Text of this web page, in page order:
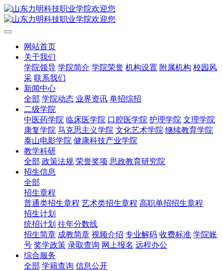
网站首页
关于我们
学院领导 学院简介 学院荣誉 机构设置 附属机构 校园风
采 联系我们
新闻中心
全部 学院动态 业界资讯 单招综招
二级学院
中医药学院 临床医学院 口腔医学院 护理学院 文理学院
康复学院 马克思主义学院 文化艺术学院 继续教育学院
泰山电影学院 健康科技产业学院
教学科研
全部 政策法规 荣誉奖项 思政教育研究院
招生信息
全部
招生章程
普通类招生章程 艺术类招生章程 高职单招招生章程
招生计划
统招计划 往年分数线
招生简章 成教简章 视频介绍 专业解码 收费标准 学院账
号 奖学政策 录取查询 网上报名 远程办公
综合服务
全部 学籍查询 信息公开